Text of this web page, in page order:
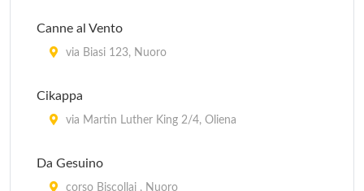
Canne al Vento
via Biasi 123, Nuoro
Cikappa
via Martin Luther King 2/4, Oliena
Da Gesuino
corso Biscollai , Nuoro